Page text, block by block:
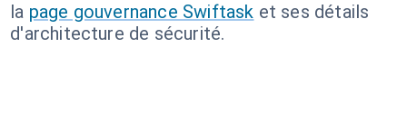
la page gouvernance Swiftask et ses détails
d'architecture de sécurité.